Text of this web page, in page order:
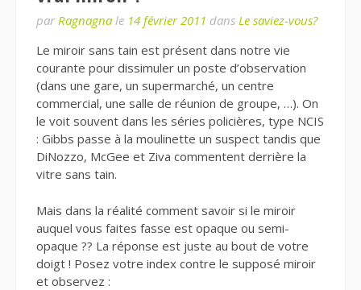
par Ragnagna le 14 février 2011 dans Le saviez-vous?
Le miroir sans tain est présent dans notre vie
courante pour dissimuler un poste d’observation
(dans une gare, un supermarché, un centre
commercial, une salle de réunion de groupe, …). On
le voit souvent dans les séries policières, type NCIS
: Gibbs passe à la moulinette un suspect tandis que
DiNozzo, McGee et Ziva commentent derrière la
vitre sans tain.
Mais dans la réalité comment savoir si le miroir
auquel vous faites fasse est opaque ou semi-
opaque ?? La réponse est juste au bout de votre
doigt ! Posez votre index contre le supposé miroir
et observez :